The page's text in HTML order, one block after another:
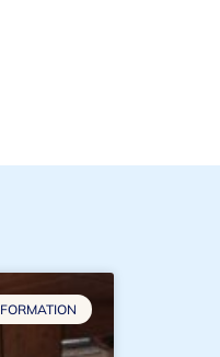
FORMATION